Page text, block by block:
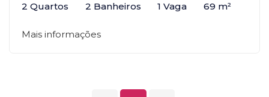
2 Quartos 2 Banheiros 1 Vaga 69 m²
Mais informações